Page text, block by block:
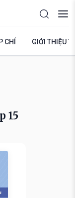
CHÍ GIỚI THIỆU
15